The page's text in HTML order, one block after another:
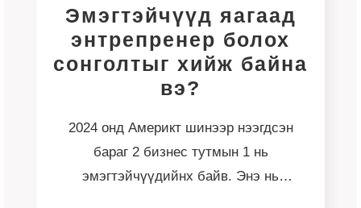
Эмэгтэйчүүд яагаад
энтрепренер болох
сонголтыг хийж байна
вэ?
2024 онд Америкт шинээр нээгдсэн
бараг 2 бизнес тутмын 1 нь
эмэгтэйчүүдийнх байв. Энэ нь